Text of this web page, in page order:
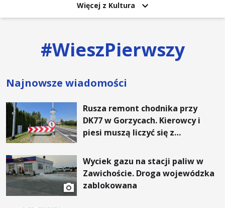
Więcej z Kultura
#WieszPierwszy
Najnowsze wiadomości
Rusza remont chodnika przy
DK77 w Gorzycach. Kierowcy i
piesi muszą liczyć się z
Wyciek gazu na stacji paliw w
Zawichoście. Droga wojewódzka
zablokowana